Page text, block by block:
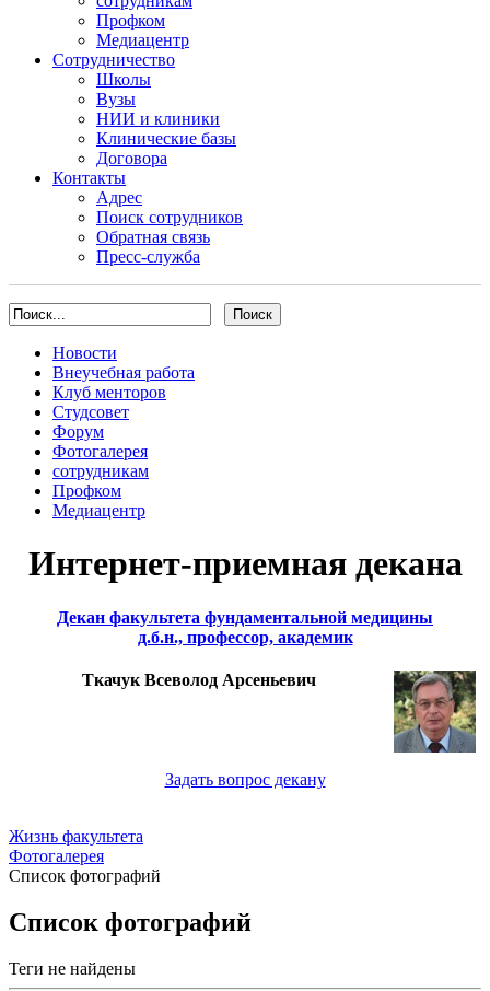
Профком
Медиацентр
Сотрудничество
Школы
Вузы
НИИ и клиники
Клинические базы
Договора
Контакты
Адрес
Поиск сотрудников
Обратная связь
Пресс-служба
Новости
Внеучебная работа
Клуб менторов
Студсовет
Форум
Фотогалерея
сотрудникам
Профком
Медиацентр
Интернет-приемная декана
Декан факультета фундаментальной медицины
д.б.н., профессор, академик
Ткачук Всеволод Арсеньевич
Задать вопрос декану
Жизнь факультета
Фотогалерея
Список фотографий
Список фотографий
Теги не найдены